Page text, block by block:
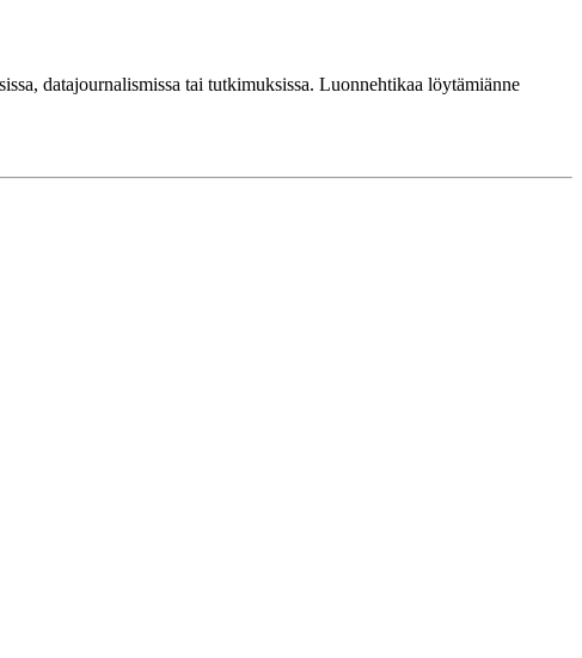
datajournalismissa tai tutkimuksissa. Luonnehtikaa löytämiänne